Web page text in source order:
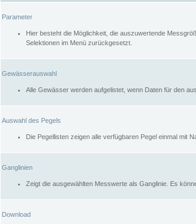
Parameter
Hier besteht die Möglichkeit, die auszuwertende
Selektionen im Menü zurückgesetzt.
Gewässerauswahl
Alle Gewässer werden aufgelistet, wenn Daten für den
Auswahl des Pegels
Die Pegellisten zeigen alle verfügbaren Pegel einmal mit
Ganglinien
Zeigt die ausgewählten Messwerte als Ganglinie. Es
Download